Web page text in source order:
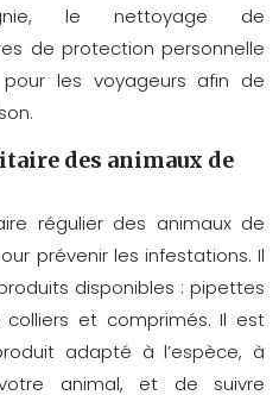
le nettoyage de
de protection personnelle
les voyageurs afin de
des animaux de
régulier des animaux de
prévenir les infestations. Il
disponibles : pipettes
et comprimés. Il est
adapté à l’espèce, à
animal, et de suivre